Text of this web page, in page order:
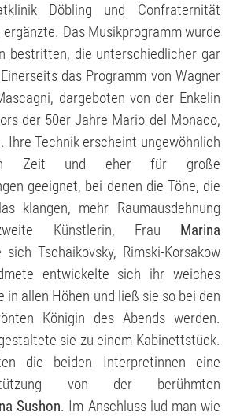
Döbling und Confraternität
Das Musikprogramm wurde
bestritten, die unterschiedlicher gar
das Programm von Wagner
dargeboten von der Enkelin
der 50er Jahre Mario del Monaco,
. Ihre Technik erscheint ungewöhnlich
Zeit und eher für große
geeignet, bei denen die Töne, die
klangen, mehr Raumausdehnung
Künstlerin, Frau Marina
sich Tschaikovsky, Rimski-Korsakow
entwickelte sich ihr weiches
in allen Höhen und ließ sie so bei den
Königin des Abends werden.
sie zu einem Kabinettstück.
die beiden Interpretinnen eine
von der berühmten
Sushon. Im Anschluss lud man wie